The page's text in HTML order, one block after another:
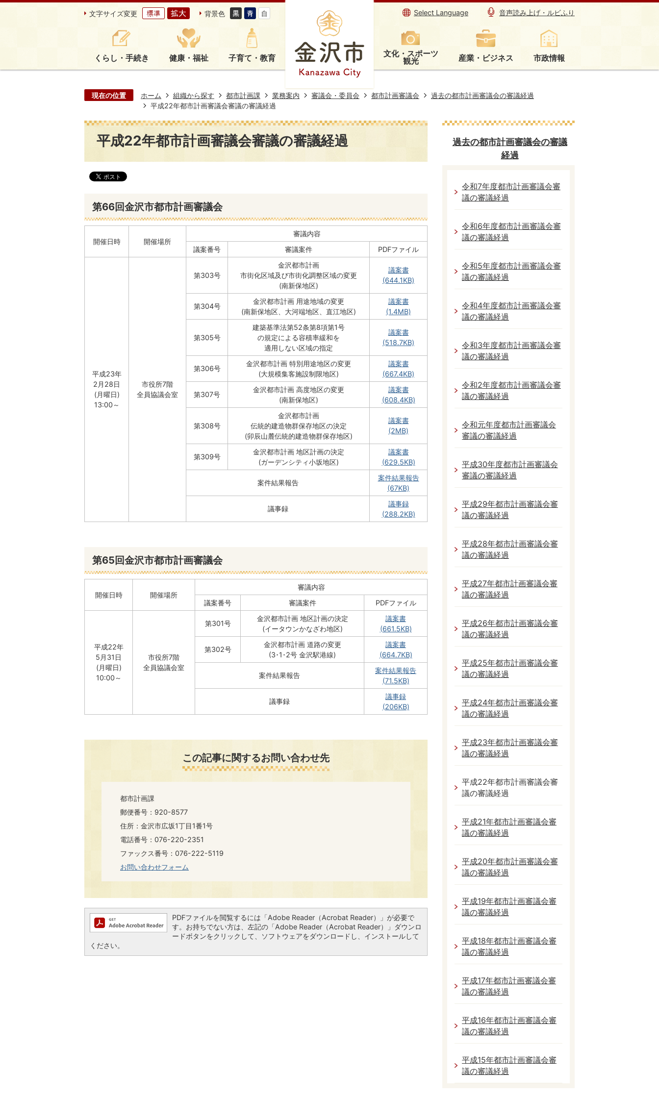
文字サイズ変更 背景色 Select Language 音声読み上げ・ルビふり
くらし・手続き 健康・福祉 子育て・教育 文化・スポーツ
観光 産業・ビジネス 市政情報
現在の位置 ホーム 組織から探す 都市計画課 業務案内 審議会・委員会 都市計画審議会
過去の都市計画審議会の審議経過
平成22年都市計画審議会審議の審議経過
平成22年都市計画審議会審議の審議経過
第66回金沢市都市計画審議会
開催日時 開催場所
審議内容
議案番号
審議案件 PDFファイル
平成23年
2月28日
(月曜日)
13:00～
市役所7階
全員協議会室
第303号
金沢都市計画
市街化区域及び市街化調整区域の変更
(南新保地区)
議案書
(644.1KB)
第304号
金沢都市計画 用途地域の変更
(南新保地区、大河端地区、直江地区)
議案書
(1.4MB)
第305号
建築基準法第52条第8項第1号
の規定による容積率緩和を
適用しない区域の指定
議案書
(518.7KB)
第306号
金沢都市計画 特別用途地区の変更
(大規模集客施設制限地区)
議案書
(667.4KB)
第307号
金沢都市計画 高度地区の変更
(南新保地区)
議案書
(608.4KB)
第308号
金沢都市計画
伝統的建造物群保存地区の決定
(卯辰山麓伝統的建造物群保存地区)
議案書
(2MB)
第309号
金沢都市計画 地区計画の決定
(ガーデンシティ小坂地区)
議案書
(629.5KB)
案件結果報告
案件結果報告
(67KB)
議事録
議事録
(288.2KB)
第65回金沢市都市計画審議会
開催日時 開催場所
審議内容
議案番号
審議案件 PDFファイル
平成22年
5月31日
(月曜日)
10:00～
市役所7階
全員協議会室
第301号
金沢都市計画 地区計画の決定
(イータウンかなざわ地区)
議案書
(661.5KB)
第302号
金沢都市計画 道路の変更
(3･1･2号 金沢駅港線)
議案書
(664.7KB)
案件結果報告
案件結果報告
(71.5KB)
議事録
議事録
(206KB)
この記事に関するお問い合わせ先
都市計画課
郵便番号：920-8577
住所：金沢市広坂1丁目1番1号
電話番号：076-220-2351
ファックス番号：076-222-5119
お問い合わせフォーム
PDFファイルを閲覧するには「Adobe Reader（Acrobat Reader）」が必要で
す。お持ちでない方は、左記の「Adobe Reader（Acrobat Reader）」ダウンロ
ードボタンをクリックして、ソフトウェアをダウンロードし、インストールして
ください。
過去の都市計画審議会の審議
経過
令和7年度都市計画審議会審
議の審議経過
令和6年度都市計画審議会審
議の審議経過
令和5年度都市計画審議会審
議の審議経過
令和4年度都市計画審議会審
議の審議経過
令和3年度都市計画審議会審
議の審議経過
令和2年度都市計画審議会審
議の審議経過
令和元年度都市計画審議会
審議の審議経過
平成30年度都市計画審議会
審議の審議経過
平成29年都市計画審議会審
議の審議経過
平成28年都市計画審議会審
議の審議経過
平成27年都市計画審議会審
議の審議経過
平成26年都市計画審議会審
議の審議経過
平成25年都市計画審議会審
議の審議経過
平成24年都市計画審議会審
議の審議経過
平成23年都市計画審議会審
議の審議経過
平成22年都市計画審議会審
議の審議経過
平成21年都市計画審議会審
議の審議経過
平成20年都市計画審議会審
議の審議経過
平成19年都市計画審議会審
議の審議経過
平成18年都市計画審議会審
議の審議経過
平成17年都市計画審議会審
議の審議経過
平成16年都市計画審議会審
議の審議経過
平成15年都市計画審議会審
議の審議経過